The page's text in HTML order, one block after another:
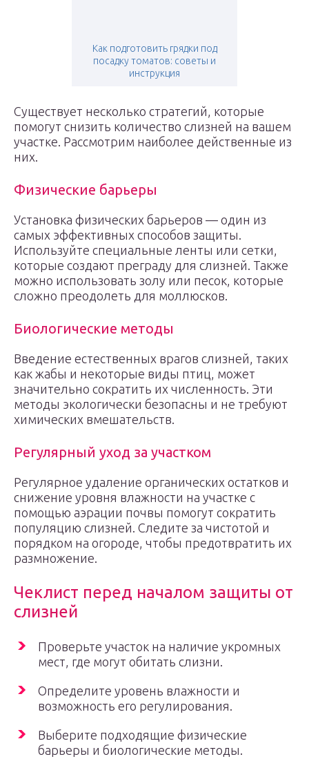
Как подготовить грядки под
посадку томатов: советы и
инструкция
Существует несколько стратегий, которые
помогут снизить количество слизней на вашем
участке. Рассмотрим наиболее действенные из
них.
Физические барьеры
Установка физических барьеров — один из
самых эффективных способов защиты.
Используйте специальные ленты или сетки,
которые создают преграду для слизней. Также
можно использовать золу или песок, которые
сложно преодолеть для моллюсков.
Биологические методы
Введение естественных врагов слизней, таких
как жабы и некоторые виды птиц, может
значительно сократить их численность. Эти
методы экологически безопасны и не требуют
химических вмешательств.
Регулярный уход за участком
Регулярное удаление органических остатков и
снижение уровня влажности на участке с
помощью аэрации почвы помогут сократить
популяцию слизней. Следите за чистотой и
порядком на огороде, чтобы предотвратить их
размножение.
Чеклист перед началом защиты от
слизней
Проверьте участок на наличие укромных
мест, где могут обитать слизни.
Определите уровень влажности и
возможность его регулирования.
Выберите подходящие физические
барьеры и биологические методы.